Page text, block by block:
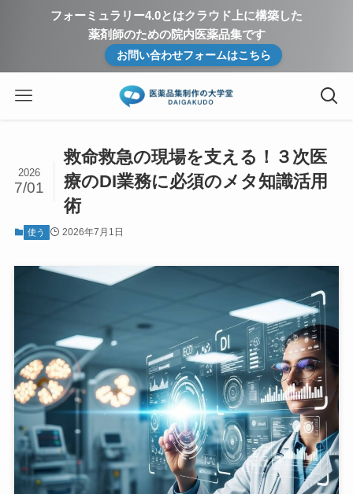
フォーミュラリー4.0とはクラウド上に構築した
薬剤師のための院内医薬品集です
お問い合わせフォームはこちら
救命救急の現場を支える！３次医
療のDI業務に必須のメタ知識活用
術
2026
7/01
使う 2026年7月1日